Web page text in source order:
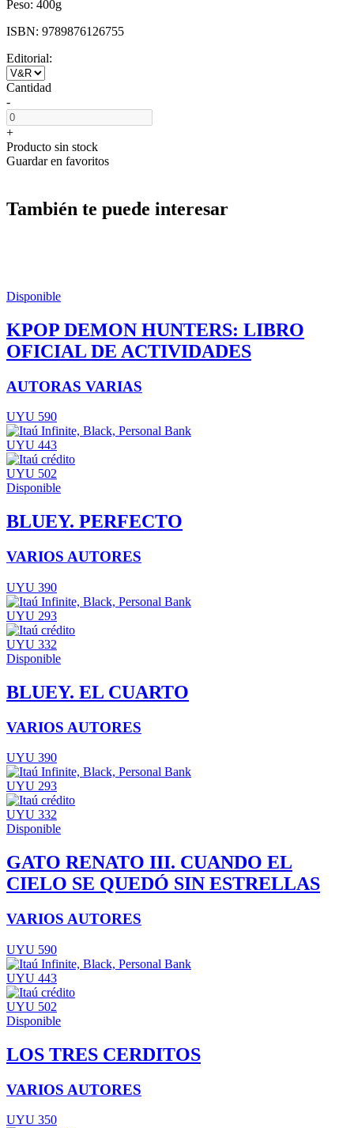
Peso: 400g
ISBN: 9789876126755
Editorial:
Cantidad
-
+
Producto sin stock
Guardar en favoritos
También te puede interesar
Disponible
KPOP DEMON HUNTERS: LIBRO
OFICIAL DE ACTIVIDADES
AUTORAS VARIAS
UYU 590
UYU 443
UYU 502
Disponible
BLUEY. PERFECTO
VARIOS AUTORES
UYU 390
UYU 293
UYU 332
Disponible
BLUEY. EL CUARTO
VARIOS AUTORES
UYU 390
UYU 293
UYU 332
Disponible
GATO RENATO III. CUANDO EL
CIELO SE QUEDÓ SIN ESTRELLAS
VARIOS AUTORES
UYU 590
UYU 443
UYU 502
Disponible
LOS TRES CERDITOS
VARIOS AUTORES
UYU 350